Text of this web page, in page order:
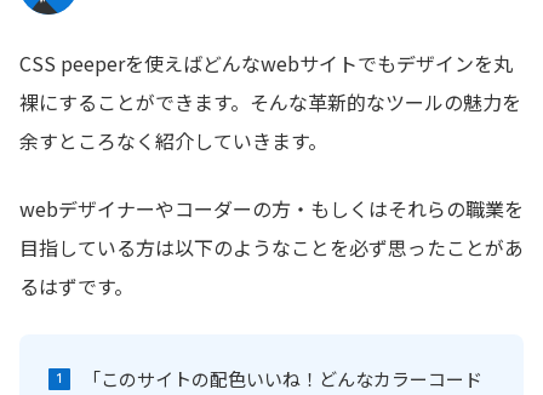
CSS peeperを使えばどんなwebサイトでもデザインを丸
裸にすることができます。そんな革新的なツールの魅力を
余すところなく紹介していきます。
webデザイナーやコーダーの方・もしくはそれらの職業を
目指している方は以下のようなことを必ず思ったことがあ
るはずです。
「このサイトの配色いいね！どんなカラーコード